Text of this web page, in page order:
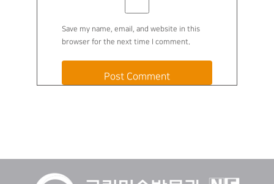
Save my name, email, and website in this
browser for the next time I comment.